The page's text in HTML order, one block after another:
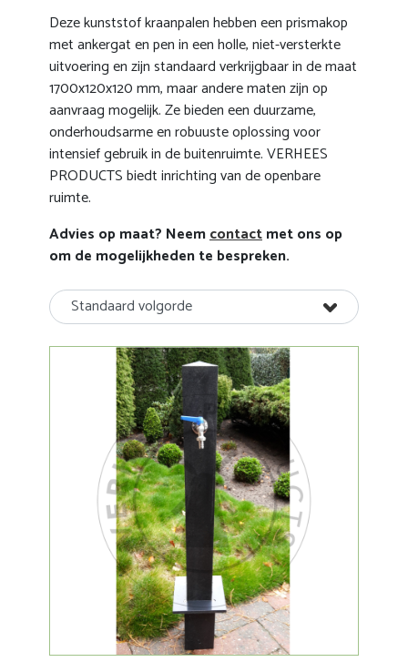
Deze kunststof kraanpalen hebben een prismakop
met ankergat en pen in een holle, niet-versterkte
uitvoering en zijn standaard verkrijgbaar in de maat
1700x120x120 mm, maar andere maten zijn op
aanvraag mogelijk. Ze bieden een duurzame,
onderhoudsarme en robuuste oplossing voor
intensief gebruik in de buitenruimte. VERHEES
PRODUCTS biedt inrichting van de openbare
ruimte.
Advies op maat? Neemcontactmet ons op
om de mogelijkheden te bespreken.
Standaard volgorde